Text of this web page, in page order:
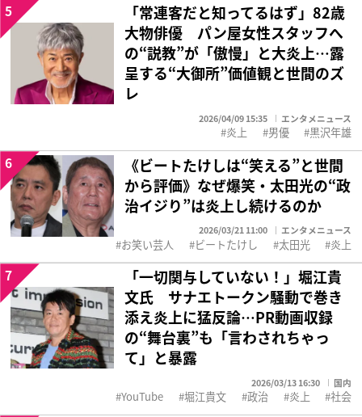
「常連客だと知ってるはず」82歳
大物俳優 パン屋女性スタッフへ
の“説教”が「傲慢」と大炎上…露
呈する“大御所”価値観と世間のズ
レ
2026/04/09 15:35 エンタメニュース
5
炎上 男優 黒沢年雄
《ビートたけしは“笑える”と世間
から評価》なぜ爆笑・太田光の“政
治イジり”は炎上し続けるのか
2026/03/21 11:00 エンタメニュース
6
お笑い芸人 ビートたけし 太田光 炎上
「一切関与していない！」堀江貴
文氏 サナエトークン騒動で巻き
添え炎上に猛反論…PR動画収録
の“舞台裏”も「言わされちゃっ
て」と暴露
2026/03/13 16:30 国内
7
YouTube 堀江貴文 政治 炎上 社会